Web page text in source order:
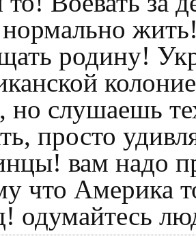
родину!
слушаешь
просто
вам надо
что Америка
одумайтесь